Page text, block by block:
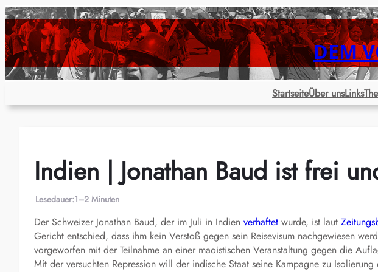
Zum
Inhalt
springen
DEM
StartseiteÜber unsLinks
Indien | Jonathan Baud ist frei
Lesedauer:1–2 Minuten
Der Schweizer Jonathan Baud, der im Juli in Indien verhaftet wurde, ist laut
Gericht entschied, dass ihm kein Verstoß gegen sein Reisevisum nachgewiesen
vorgeworfen mit der Teilnahme an einer maoistischen Veranstaltung gegen die
Mit der versuchten Repression will der indische Staat seine Kampagne zu